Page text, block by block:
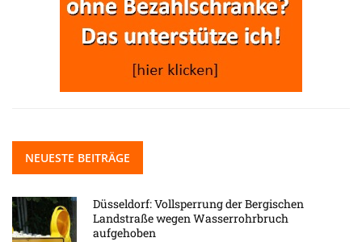
NEUESTE BEITRÄGE
Düsseldorf: Vollsperrung der Bergischen
Landstraße wegen Wasserrohrbruch
aufgehoben